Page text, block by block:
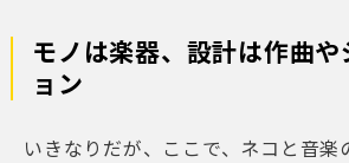
モノは楽器、設計は作曲や
ョン
いきなりだが、ここで、ネコと音楽